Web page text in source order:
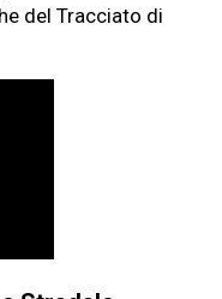
del Tracciato di